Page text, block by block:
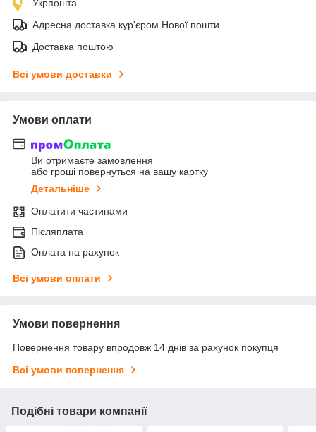
Укрпошта
Адресна доставка кур'єром Нової пошти
Доставка поштою
Всі умови доставки
Умови оплати
Ви отримаєте замовлення
або гроші повернуться на вашу картку
Детальніше
Оплатити частинами
Післяплата
Оплата на рахунок
Всі умови оплати
Умови повернення
Повернення товару впродовж 14 днів за рахунок покупця
Всі умови повернення
Подібні товари компанії